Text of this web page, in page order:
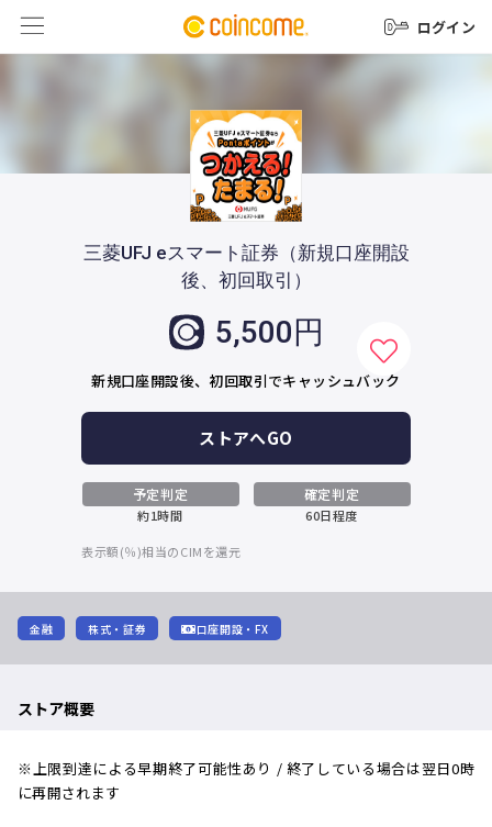
ログイン
三菱UFJ eスマート証券（新規口座開設
後、初回取引）
5,500円
新規口座開設後、初回取引でキャッシュバック
ストアへGO
予定判定
約1時間
確定判定
60日程度
表示額(％)相当のCIMを還元
金融 株式・証券 口座開設・FX
ストア概要
※上限到達による早期終了可能性あり / 終了している場合は翌日0時
に再開されます